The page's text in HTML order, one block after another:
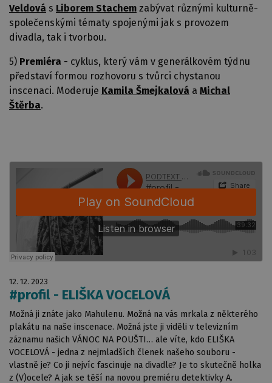
Veldová s Liborem Stachem zabývat různými kulturně-
společenskými tématy spojenými jak s provozem
divadla, tak i tvorbou.
5) Premiéra - cyklus, který vám v generálkovém týdnu
představí formou rozhovoru s tvůrci chystanou
inscenaci. Moderuje Kamila Šmejkalová a Michal
Štěrba.
12. 12. 2023
#profil - ELIŠKA VOCELOVÁ
Možná ji znáte jako Mahulenu. Možná na vás mrkala z některého
plakátu na naše inscenace. Možná jste ji viděli v televizním
záznamu našich VÁNOC NA POUŠTI… ale víte, kdo ELIŠKA
VOCELOVÁ - jedna z nejmladších členek našeho souboru -
vlastně je? Co ji nejvíc fascinuje na divadle? Je to skutečně holka
z (V)ocele? A jak se těší na novou premiéru detektivky A.